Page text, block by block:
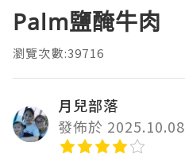
Palm鹽醃牛肉
瀏覽次數:39716
月兒部落
發佈於 2025.10.08